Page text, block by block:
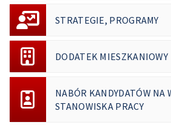
STRATEGIE, PROGRAMY
DODATEK MIESZKANIOWY
NABÓR KANDYDATÓW NA
STANOWISKA PRACY